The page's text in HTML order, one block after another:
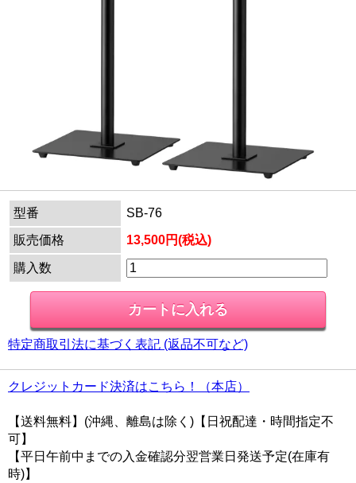
型番
SB-76
販売価格
13,500円(税込)
購入数
特定商取引法に基づく表記 (返品不可など)
クレジットカード決済はこちら！（本店）
【送料無料】(沖縄、離島は除く)【日祝配達・時間指定不
可】
【平日午前中までの入金確認分翌営業日発送予定(在庫有
時)】